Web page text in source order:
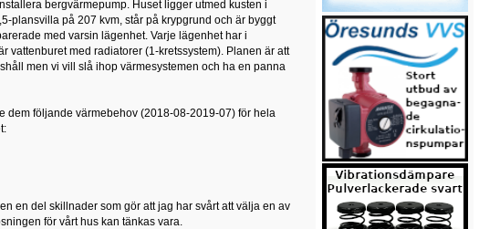
bergvärmepump. Huset ligger utmed kusten i
plansvilla på 207 kvm, står på krypgrund och är byggt
med varsin lägenhet. Varje lägenhet har i
vattenburet med radiatorer (1-kretssystem). Planen är att
men vi vill slå ihop värmesystemen och ha en panna
dem följande värmebehov (2018-08-2019-07) för hela
en del skillnader som gör att jag har svårt att välja en av
för vårt hus kan tänkas vara.